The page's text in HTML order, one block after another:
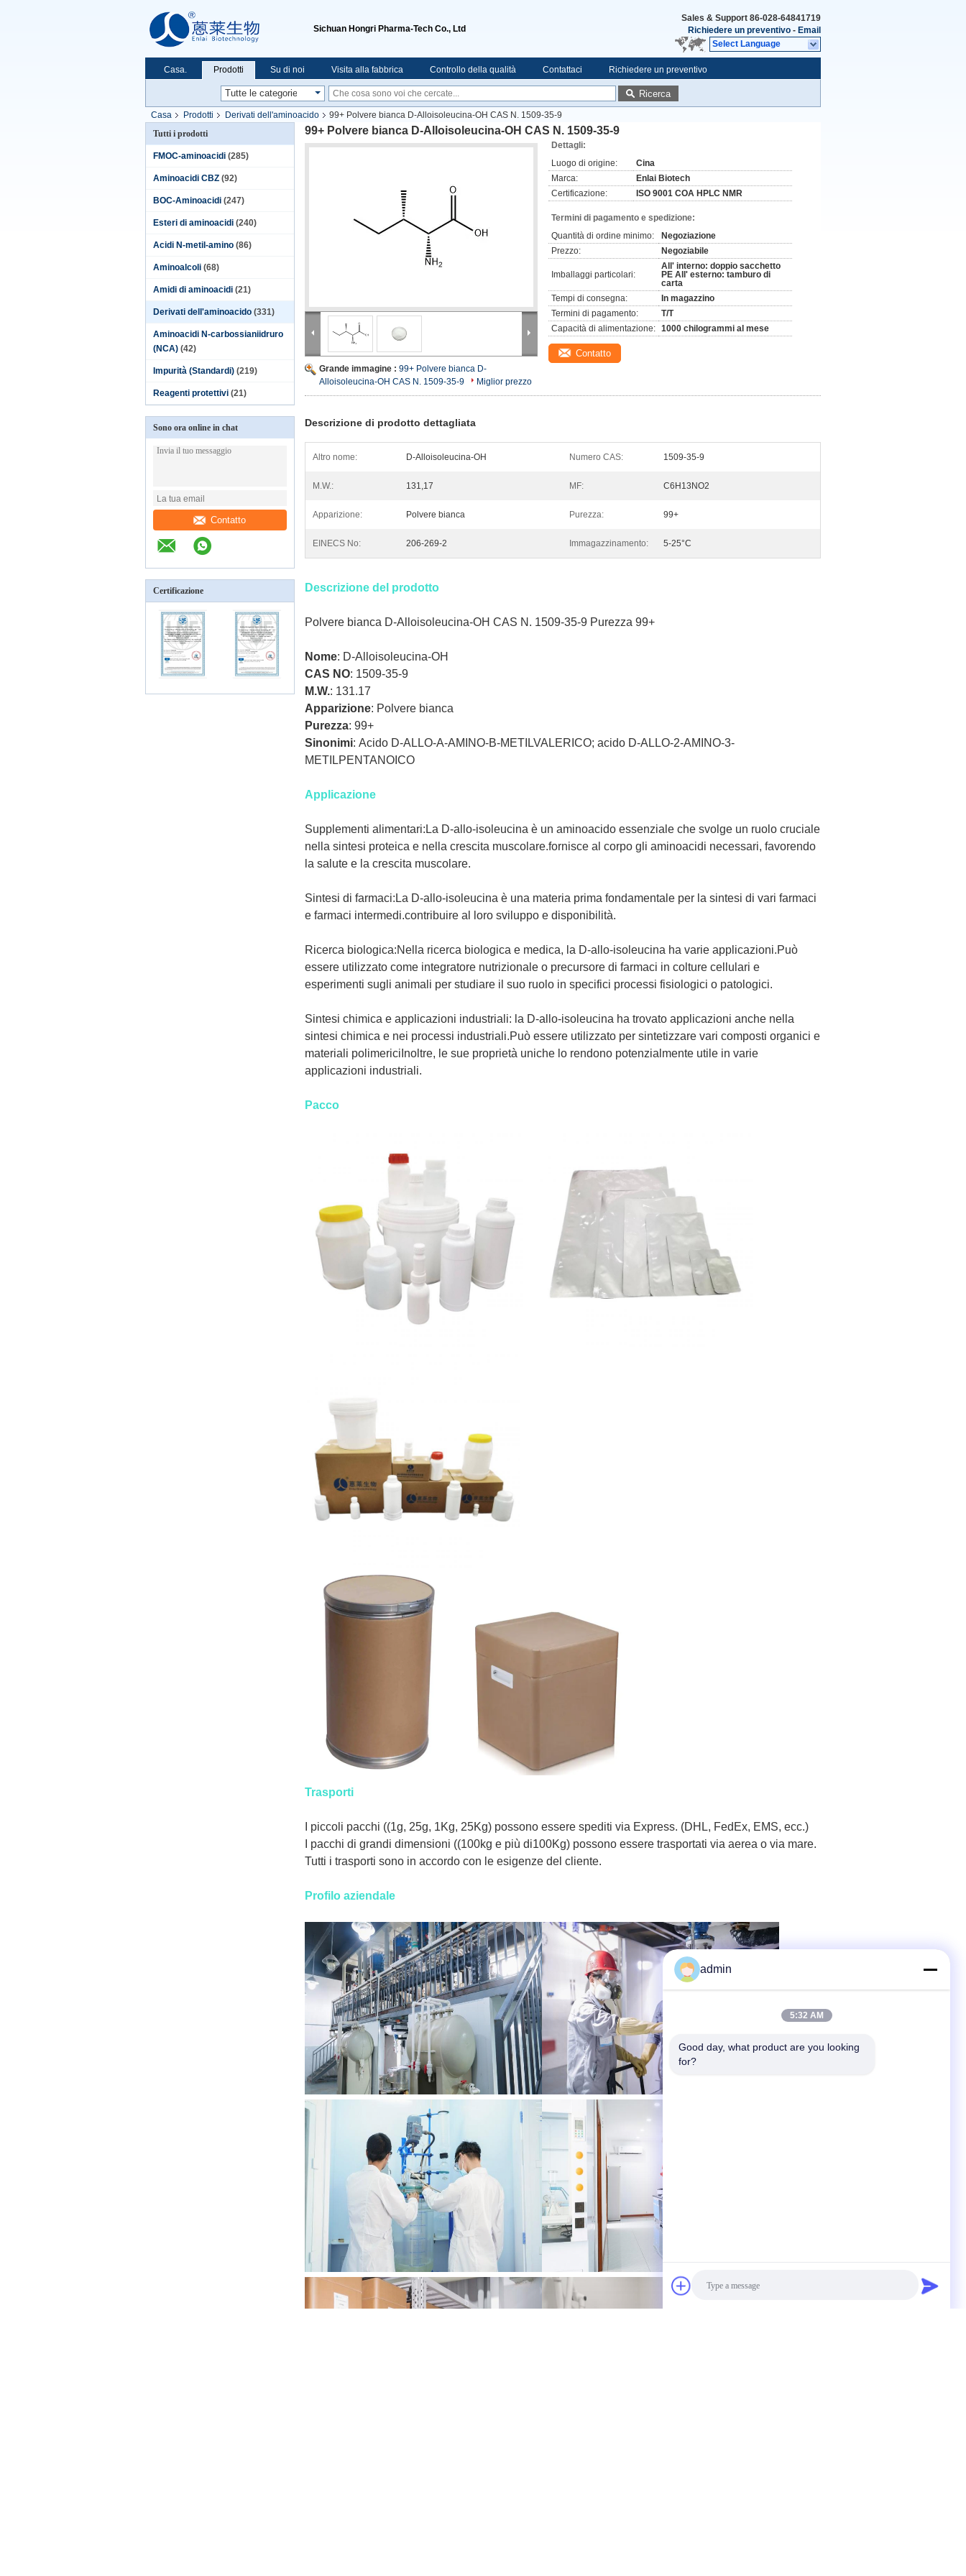
Sichuan Hongri Pharma-Tech Co., Ltd
Sales & Support 86-028-64841719
Richiedere un preventivo - Email
Select Language
Casa. Prodotti Su di noi Visita alla fabbrica Controllo della qualità Contattaci Richiedere un preventivo
Ricerca
Casa Prodotti Derivati dell'aminoacido
99+ Polvere bianca D-Alloisoleucina-OH CAS N. 1509-35-9
Tutti i prodotti
FMOC-aminoacidi (285)
Aminoacidi CBZ (92)
BOC-Aminoacidi (247)
Esteri di aminoacidi (240)
Acidi N-metil-amino (86)
Aminoalcoli (68)
Amidi di aminoacidi (21)
Derivati dell'aminoacido (331)
Aminoacidi N-carbossianiidruro
(NCA) (42)
Impurità (Standardi) (219)
Reagenti protettivi (21)
Sono ora online in chat
Contatto
Certificazione
99+ Polvere bianca D-Alloisoleucina-OH CAS N. 1509-35-9
Grande immagine : 99+ Polvere bianca D-
Alloisoleucina-OH CAS N. 1509-35-9
Miglior prezzo
Dettagli:
Luogo di origine:
Cina
Marca:
Enlai Biotech
Certificazione:
ISO 9001 COA HPLC NMR
Termini di pagamento e spedizione:
Quantità di ordine minimo:
Negoziazione
Prezzo:
Negoziabile
Imballaggi particolari:
All' interno: doppio sacchetto
PE All' esterno: tamburo di
carta
Tempi di consegna:
In magazzino
Termini di pagamento:
T/T
Capacità di alimentazione: 1000 chilogrammi al mese
Contatto
Descrizione di prodotto dettagliata
Altro nome: D-Alloisoleucina-OH Numero CAS: 1509-35-9
M.W.: 131,17 MF: C6H13NO2
Apparizione: Polvere bianca Purezza: 99+
EINECS No: 206-269-2 Immagazzinamento: 5-25°C
Descrizione del prodotto
Polvere bianca D-Alloisoleucina-OH CAS N. 1509-35-9 Purezza 99+
Nome: D-Alloisoleucina-OH
CAS NO: 1509-35-9
M.W.: 131.17
Apparizione: Polvere bianca
Purezza: 99+
Sinonimi: Acido D-ALLO-A-AMINO-B-METILVALERICO; acido D-ALLO-2-AMINO-3-
METILPENTANOICO
Applicazione
Supplementi alimentari:La D-allo-isoleucina è un aminoacido essenziale che svolge un ruolo cruciale
nella sintesi proteica e nella crescita muscolare.fornisce al corpo gli aminoacidi necessari, favorendo
la salute e la crescita muscolare.
Sintesi di farmaci:La D-allo-isoleucina è una materia prima fondamentale per la sintesi di vari farmaci
e farmaci intermedi.contribuire al loro sviluppo e disponibilità.
Ricerca biologica:Nella ricerca biologica e medica, la D-allo-isoleucina ha varie applicazioni.Può
essere utilizzato come integratore nutrizionale o precursore di farmaci in colture cellulari e
esperimenti sugli animali per studiare il suo ruolo in specifici processi fisiologici o patologici.
Sintesi chimica e applicazioni industriali: la D-allo-isoleucina ha trovato applicazioni anche nella
sintesi chimica e nei processi industriali.Può essere utilizzato per sintetizzare vari composti organici e
materiali polimericiInoltre, le sue proprietà uniche lo rendono potenzialmente utile in varie
applicazioni industriali.
Pacco
Trasporti
I piccoli pacchi ((1g, 25g, 1Kg, 25Kg) possono essere spediti via Express. (DHL, FedEx, EMS, ecc.)
I pacchi di grandi dimensioni ((100kg e più di100Kg) possono essere trasportati via aerea o via mare.
Tutti i trasporti sono in accordo con le esigenze del cliente.
Profilo aziendale
admin
5:32 AM
Good day, what product are you looking
for?